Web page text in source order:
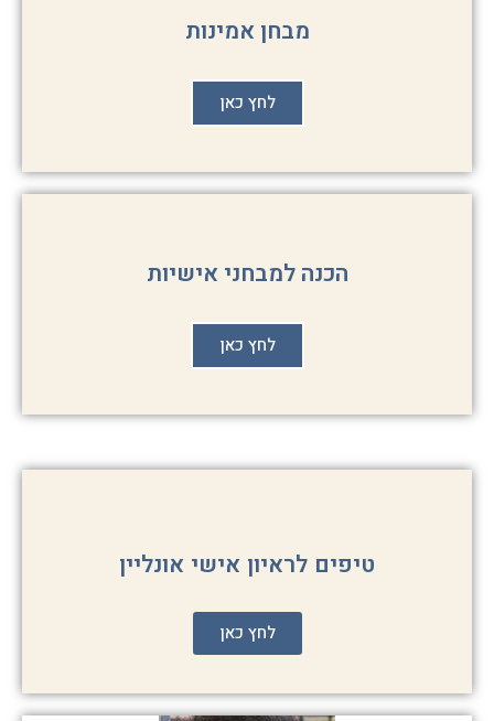
מבחן אמינות
לחץ כאן
הכנה למבחני אישיות
לחץ כאן
טיפים לראיון אישי אונליין
לחץ כאן